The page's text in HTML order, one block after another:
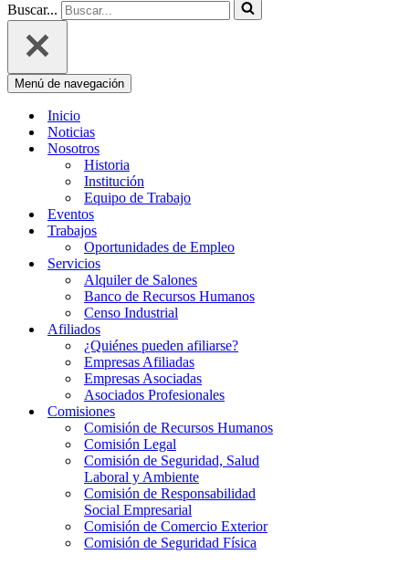
Buscar...
Menú de navegación
Inicio
Noticias
Nosotros
Historia
Institución
Equipo de Trabajo
Eventos
Trabajos
Oportunidades de Empleo
Servicios
Alquiler de Salones
Banco de Recursos Humanos
Censo Industrial
Afiliados
¿Quiénes pueden afiliarse?
Empresas Afiliadas
Empresas Asociadas
Asociados Profesionales
Comisiones
Comisión de Recursos Humanos
Comisión Legal
Comisión de Seguridad, Salud
Laboral y Ambiente
Comisión de Responsabilidad
Social Empresarial
Comisión de Comercio Exterior
Comisión de Seguridad Física